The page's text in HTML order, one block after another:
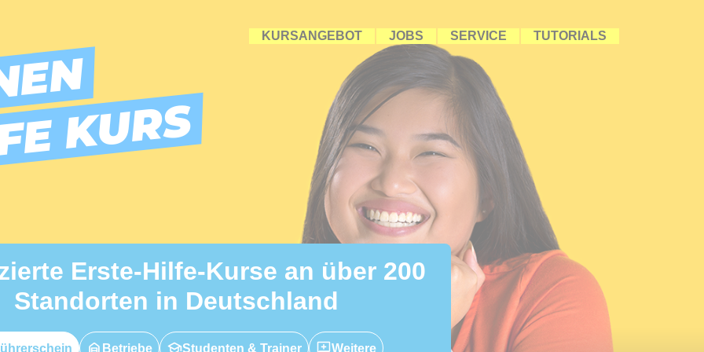
KURSANGEBOT JOBS SERVICE TUTORIALS
KURS
Erste-Hilfe-Kurse an über 200
Standorten in Deutschland
Betriebe Studenten & Trainer Weitere